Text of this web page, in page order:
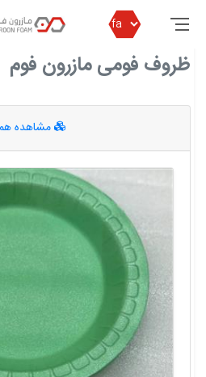
مازرون فوم ظروف فومی مازرون فوم
ظروف فومی مازرون فوم
مشاهده